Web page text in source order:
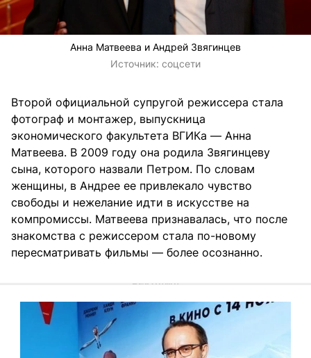
Анна Матвеева и Андрей Звягинцев
Источник: соцсети
Второй официальной супругой режиссера стала
фотограф и монтажер, выпускница
экономического факультета ВГИКа — Анна
Матвеева. В 2009 году она родила Звягинцеву
сына, которого назвали Петром. По словам
женщины, в Андрее ее привлекало чувство
свободы и нежелание идти в искусстве на
компромиссы. Матвеева признавалась, что после
знакомства с режиссером стала по-новому
пересматривать фильмы — более осознанно.